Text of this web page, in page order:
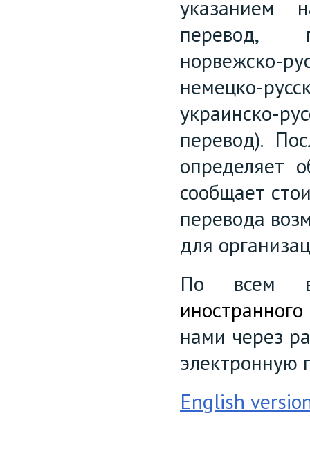
указанием
перевод,
норвежско-
немецко-
украинско-
перевод).
определяет
сообщает
перевода
для
По всем
нами через
электронную
English